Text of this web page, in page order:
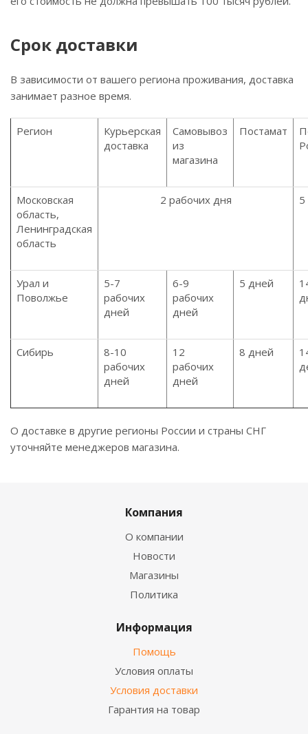
Срок доставки
В зависимости от вашего региона проживания, доставка
занимает разное время.
Регион
Курьерская
доставка
Самовывоз
из
магазина
Постамат
Московская
область,
Ленинградская
область
2 рабочих дня
Урал и
Поволжье
5-7
рабочих
дней
6-9
рабочих
дней
5 дней
Сибирь
8-10
рабочих
дней
12
рабочих
дней
8 дней
О доставке в другие регионы России и страны СНГ
уточняйте менеджеров магазина.
Компания
О компании
Новости
Магазины
Политика
Информация
Помощь
Условия оплаты
Условия доставки
Гарантия на товар